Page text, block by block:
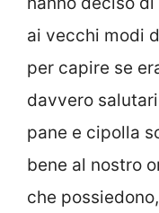
ai vecchi modi
per capire se
davvero
pane e cipolla
bene al nostro
che